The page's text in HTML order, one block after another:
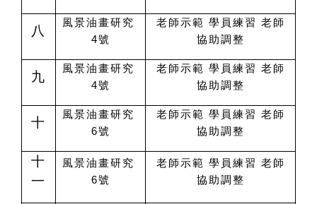
八
風景油畫研究
4號
老師示範 學員練習 老師
協助調整
九
風景油畫研究
4號
老師示範 學員練習 老師
協助調整
十
風景油畫研究
6號
老師示範 學員練習 老師
協助調整
十
一
風景油畫研究
6號
老師示範 學員練習 老師
協助調整